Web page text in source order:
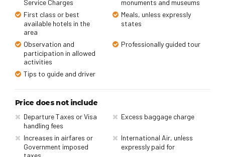
Service Charges
monuments and museums
First class or best
available hotels in the
area
Meals, unless expressly
states
Observation and
participation in allowed
activities
Professionally guided tour
Tips to guide and driver
Price does not include
Departure Taxes or Visa
handling fees
Excess baggage charge
Increases in airfares or
Government imposed
taxes
International Air, unless
expressly paid for